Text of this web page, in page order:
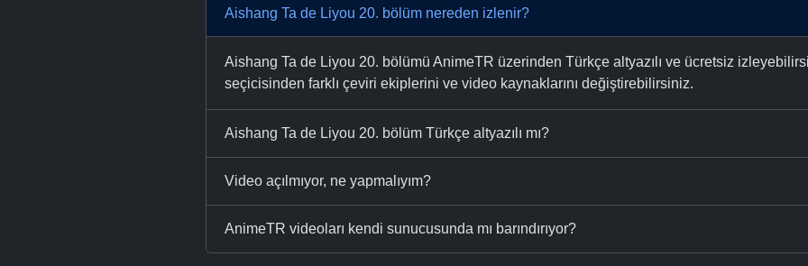
Aishang Ta de Liyou 20. bölüm nereden izlenir?
Aishang Ta de Liyou 20. bölümü AnimeTR üzerinden Türkçe altyazılı ve ücretsiz
seçicisinden farklı çeviri ekiplerini ve video kaynaklarını değiştirebilirsiniz.
Aishang Ta de Liyou 20. bölüm Türkçe altyazılı mı?
Video açılmıyor, ne yapmalıyım?
AnimeTR videoları kendi sunucusunda mı barındırıyor?